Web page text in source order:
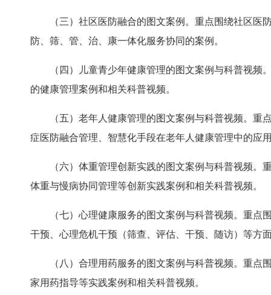
（三）社区医防融合的图文案例。重点围绕社区
防、筛、管、治、康一体化服务协同的案例。
（四）儿童青少年健康管理的图文案例与科普视
的健康管理案例和相关科普视频。
（五）老年人健康管理的图文案例与科普视频。
症医防融合管理、智慧化手段在老年人健康管理中的应
（六）体重管理创新实践的图文案例与科普视频
体重与慢病协同管理等创新实践案例和相关科普视频。
（七）心理健康服务的图文案例与科普视频。重
干预、心理危机干预（筛查、评估、干预、随访）等方
（八）合理用药服务的图文案例与科普视频。重
家用药指导等实践案例和相关科普视频。